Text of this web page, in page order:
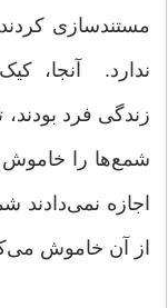
مستندسازی
ندارد. آنجا،
زندگی فرد
شمع‌ها را خاموش
اجازه نمی‌دادند
از آن خاموش